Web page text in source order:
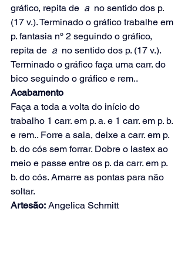
gráfico, repita de a no sentido dos p.
(17 v.). Terminado o gráfico trabalhe em
p. fantasia nº 2 seguindo o gráfico,
repita de a no sentido dos p. (17 v.).
Terminado o gráfico faça uma carr. do
bico seguindo o gráfico e rem..
Acabamento
Faça a toda a volta do início do
trabalho 1 carr. em p. a. e 1 carr. em p. b.
e rem.. Forre a saia, deixe a carr. em p.
b. do cós sem forrar. Dobre o lastex ao
meio e passe entre os p. da carr. em p.
b. do cós. Amarre as pontas para não
soltar.
Artesão: Angelica Schmitt